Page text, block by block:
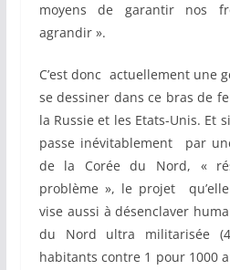
moyens de garantir nos
agrandir ».
C’est donc actuellement une
se dessiner dans ce bras de
la Russie et les Etats-Unis. Et
passe inévitablement par
de la Corée du Nord, «
problème », le projet
vise aussi à désenclaver
du Nord ultra militarisée
habitants contre 1 pour 1000